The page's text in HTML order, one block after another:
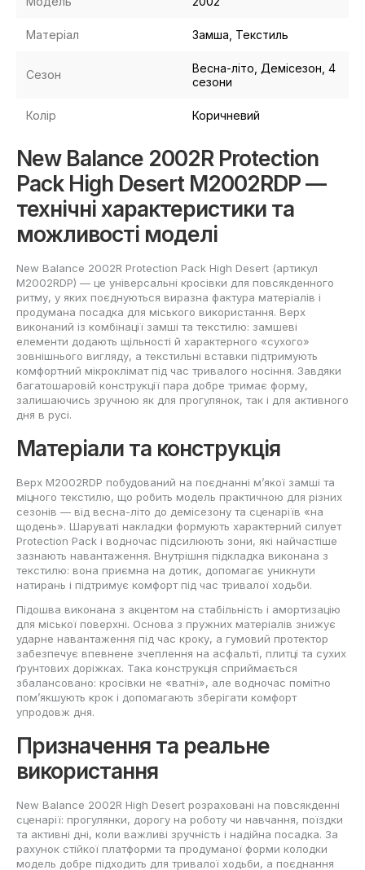
Матеріал Замша, Текстиль
Сезон
Весна-літо, Демісезон, 4
сезони
Колір Коричневий
New Balance 2002R Protection
Pack High Desert M2002RDP —
технічні характеристики та
можливості моделі
New Balance 2002R Protection Pack High Desert (артикул
M2002RDP) — це універсальні кросівки для повсякденного
ритму, у яких поєднуються виразна фактура матеріалів і
продумана посадка для міського використання. Верх
виконаний із комбінації замші та текстилю: замшеві
елементи додають щільності й характерного «сухого»
зовнішнього вигляду, а текстильні вставки підтримують
комфортний мікроклімат під час тривалого носіння. Завдяки
багатошаровій конструкції пара добре тримає форму,
залишаючись зручною як для прогулянок, так і для активного
дня в русі.
Матеріали та конструкція
Верх M2002RDP побудований на поєднанні м’якої замші та
міцного текстилю, що робить модель практичною для різних
сезонів — від весна-літо до демісезону та сценаріїв «на
щодень». Шаруваті накладки формують характерний силует
Protection Pack і водночас підсилюють зони, які найчастіше
зазнають навантаження. Внутрішня підкладка виконана з
текстилю: вона приємна на дотик, допомагає уникнути
натирань і підтримує комфорт під час тривалої ходьби.
Підошва виконана з акцентом на стабільність і амортизацію
для міської поверхні. Основа з пружних матеріалів знижує
ударне навантаження під час кроку, а гумовий протектор
забезпечує впевнене зчеплення на асфальті, плитці та сухих
ґрунтових доріжках. Така конструкція сприймається
збалансовано: кросівки не «ватні», але водночас помітно
пом’якшують крок і допомагають зберігати комфорт
упродовж дня.
Призначення та реальне
використання
New Balance 2002R High Desert розраховані на повсякденні
сценарії: прогулянки, дорогу на роботу чи навчання, поїздки
та активні дні, коли важливі зручність і надійна посадка. За
рахунок стійкої платформи та продуманої форми колодки
модель добре підходить для тривалої ходьби, а поєднання